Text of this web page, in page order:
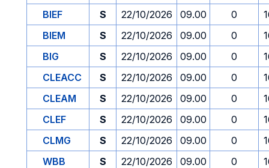
BIEF
S 22/10/2026 09.00 0
BIEM
S 22/10/2026 09.00 0
BIG
S 22/10/2026 09.00 0
CLEACC
S 22/10/2026 09.00 0
CLEAM
S 22/10/2026 09.00 0
CLEF
S 22/10/2026 09.00 0
CLMG
S 22/10/2026 09.00 0
WBB
S 22/10/2026 09.00 0